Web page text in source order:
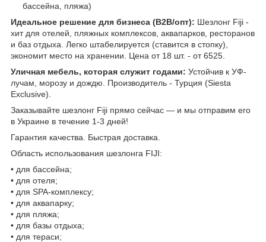
бассейна, пляжа)
Идеальное решение для бизнеса (B2B/опт): Шезлонг Fiji -
хит для отелей, пляжных комплексов, аквапарков, ресторанов
и баз отдыха. Легко штабелируется (ставится в стопку),
экономит место на хранении. Цена от 18 шт. - от 6525.
Уличная мебель, которая служит годами: Устойчив к УФ-
лучам, морозу и дождю. Производитель - Турция (Siesta
Exclusive).
Заказывайте шезлонг Fiji прямо сейчас — и мы отправим его
в Украине в течение 1-3 дней!
Гарантия качества. Быстрая доставка.
Область использования шезлонга FIJI:
• для бассейна;
• для отеля;
• для SPA-комплексу;
• для аквапарку;
• для пляжа;
• для базы отдыха;
• для тераси;